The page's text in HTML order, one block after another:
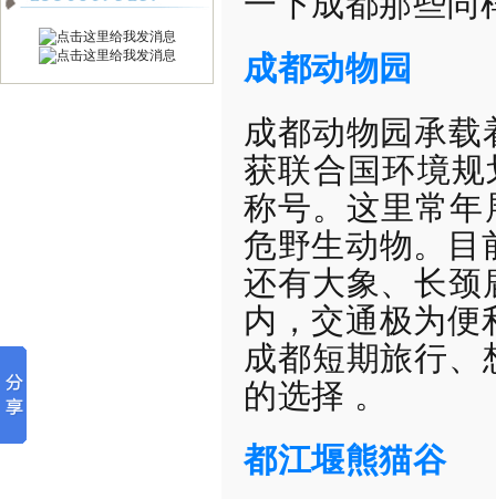
成都动物园
成都动物园承
获联合国环境
称号。这里常
危野生动物。目
还有大象、长
内，交通极为
成都短期旅行
的选择 。
都江堰熊猫谷